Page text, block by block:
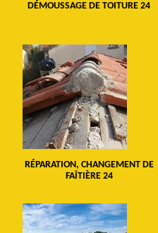
DÉMOUSSAGE DE TOITURE 24
RÉPARATION, CHANGEMENT DE
FAÎTIÈRE 24